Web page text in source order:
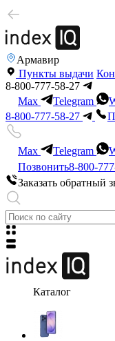
Армавир
Пункты выдачи
8-800-777-58-27
Max
Telegram
8-800-777-58-27
Max Telegram
Позвонить8-800-
Заказать обратный
Каталог